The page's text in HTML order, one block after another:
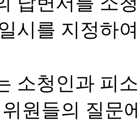
시를 지정하
소청인과 피
원들의 질문